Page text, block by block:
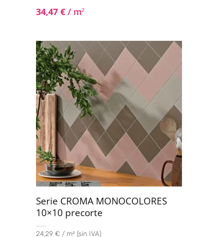
34,47 € / m2
Serie CROMA MONOCOLORES
10×10 precorte
24,29 € / m² (sin IVA)